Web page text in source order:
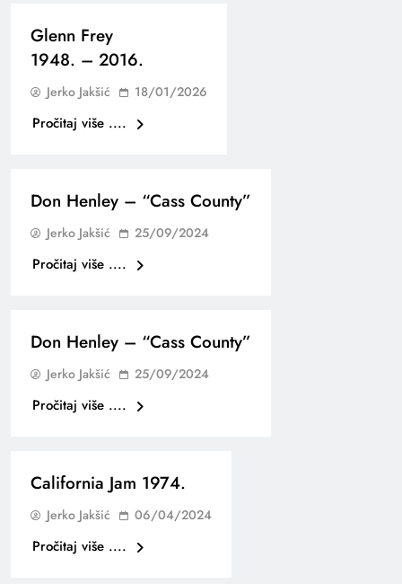
Glenn Frey
1948. – 2016.
Jerko Jakšić 18/01/2026
Pročitaj više ....
Don Henley – “Cass County”
Jerko Jakšić 25/09/2024
Pročitaj više ....
Don Henley – “Cass County”
Jerko Jakšić 25/09/2024
Pročitaj više ....
California Jam 1974.
Jerko Jakšić 06/04/2024
Pročitaj više ....